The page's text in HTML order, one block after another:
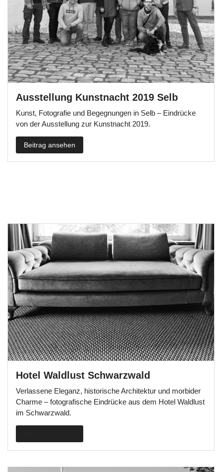
Ausstellung Kunstnacht 2019 Selb
Kunst, Fotografie und Begegnungen in Selb – Eindrücke
von der Ausstellung zur Kunstnacht 2019.
Beitrag ansehen
Hotel Waldlust Schwarzwald
Verlassene Eleganz, historische Architektur und morbider
Charme – fotografische Eindrücke aus dem Hotel Waldlust
im Schwarzwald.